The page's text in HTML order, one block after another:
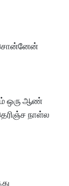
சொன்னேன்
ஒரு ஆண்
நாள்ல